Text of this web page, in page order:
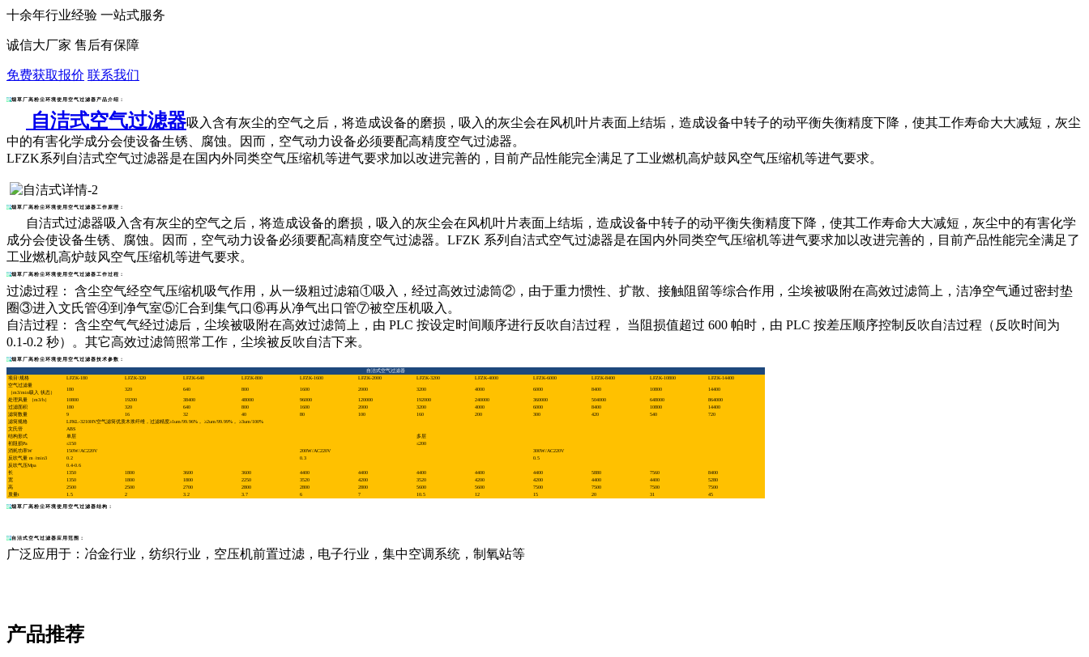
十余年行业经验 一站式服务
诚信大厂家 售后有保障
免费获取报价 联系我们
烟草厂高粉尘环境使用空气过滤器产品介绍：
自洁式空气过滤器吸入含有灰尘的空气之后，将造成设备的磨损，吸入的灰尘会在风机叶片表面上结垢，造成设备中转子的动平衡失衡精度下降，使其工作寿命大大减短，灰尘
中的有害化学成分会使设备生锈、腐蚀。因而，空气动力设备必须要配高精度空气过滤器。
LFZK系列 自洁式空气过滤器是在国内外同类空气压缩机等进气要求加以改进完善的，目前产品性能完全满足了工业燃机高炉鼓风空气压缩机等进气要求。
烟草厂高粉尘环境使用空气过滤器工作原理：
自洁式过滤器吸入含有灰尘的空气之后，将造成设备的磨损，吸入的灰尘会在风机叶片表面上结垢，造成设备中转子的动平衡失衡精度下降，使其工作寿命大大减短，灰尘中的有害化学
成分会使设备生锈、腐蚀。因而，空气动力设备必须要配高精度空气过滤器。LFZK 系列自洁式空气过滤器是在国内外同类空气压缩机等进气要求加以改进完善的，目前产品性能完全满足了
工业燃机高炉鼓风空气压缩机等进气要求。
烟草厂高粉尘环境使用空气过滤器工作过程：
过滤过程： 含尘空气经空气压缩机吸气作用，从一级粗过滤箱①吸入，经过高效过滤筒②，由于重力惯性、扩散、接触阻留等综合作用，尘埃被吸附在高效过滤筒上，洁净空气通过密封垫
圈③进入文氏管④到净气室⑤汇合到集气口⑥再从净气出口管⑦被空压机吸入。
自洁过程： 含尘空气气经过滤后，尘埃被吸附在高效过滤筒上，由 PLC 按设定时间顺序进行反吹自洁过程， 当阻损值超过 600 帕时，由 PLC 按差压顺序控制反吹自洁过程（反吹时间为
0.1-0.2 秒）。其它高效过滤筒照常工作，尘埃被反吹自洁下来。
烟草厂高粉尘环境使用空气过滤器技术参数：
自洁式空气过滤器
项目\规格
LFZK-180 LFZK-320 LFZK-640 LFZK-800 LFZK-1600 LFZK-2000 LFZK-3200 LFZK-4000 LFZK-6000 LFZK-8400 LFZK-10800
LFZK-14400
空气过滤量
180
320 640 800 1600 2000 3200 4000 6000 8400 10800 14400
（m3/min吸入 状态）
处理风量 （m3/h）
10800 19200 38400 48000 96000 120000 192000 240000 360000 504000 648000
864000
过滤面积
180 320 640 800 1600 2000 3200 4000 6000 8400 10800
14400
滤筒数量
9 16 32 40 80 100 160 200 300 420 540
720
滤筒规格
LFKL-3210HV空气滤筒优质木浆纤维，过滤精度≥1um/99.96%， ≥2um/99.99%， ≥3um/100%
文氏管
ABS
结构形式
单层
多层
初阻损Pa
≤150
≤200
消耗功率W
150W/AC220V 200W/AC220V
300W/AC220V
反吹气量 m /min3
0.2 0.3
0.5
反吹气压Mpa
0.4-0.6
长
1350 1800 3600 3600 4400 4400 4400 4400 4400 5880 7560
8400
宽
1350 1800 1800 2250 3520 4200 3520 4200 4200 4400 4400
5280
高
2500 2500 2700 2800 2800 2800 5600 5600 7500 7500 7500
7500
质量t
1.5 2 3.2 3.7 6 7 10.5 12 15 20 31 45
烟草厂高粉尘环境使用空气过滤器结构：
自洁式空气过滤器应用范围：
广泛应用于：冶金行业，纺织行业，空压机前置过滤，电子行业，集中空调系统，制氧站等
产品推荐